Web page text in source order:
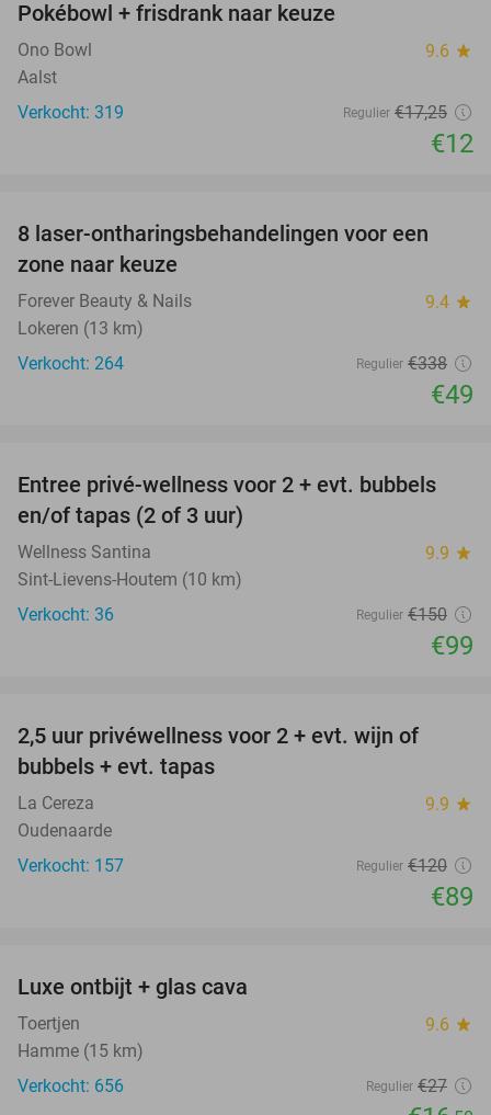
Pokébowl + frisdrank naar keuze
Ono Bowl 9.6 star
Aalst
Verkocht: 319
Regulier €17,25
€12
86%
8 laser-ontharingsbehandelingen voor een
zone naar keuze
Forever Beauty & Nails 9.4 star
Lokeren (13 km)
Verkocht: 264
Regulier €338
€49
34%
Entree privé-wellness voor 2 + evt. bubbels
en/of tapas (2 of 3 uur)
Wellness Santina 9.9 star
Sint-Lievens-Houtem (10 km)
Verkocht: 36
Regulier €150
€99
2,5 uur privéwellness voor 2 + evt. wijn of
bubbels + evt. tapas
La Cereza 9.9 star
Oudenaarde
Verkocht: 157
Regulier €120
€89
Luxe ontbijt + glas cava
Toertjen 9.6 star
Hamme (15 km)
Verkocht: 656
Regulier €27